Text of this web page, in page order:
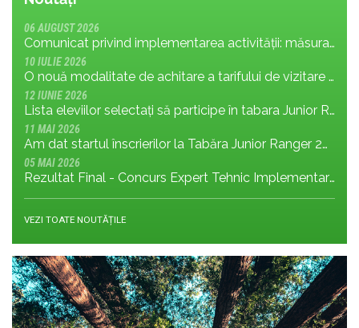
06 AUGUST 2026
Comunicat privind implementarea activității: măsura MR.8.1.4 din planul de management; cu privire la tronsonul de drum cuprins între Baraj Gura Apelor și Cabana Rotunda
10 IULIE 2026
O nouă modalitate de achitare a tarifului de vizitare în Parcul Național Retezat
12 IUNIE 2026
Lista eleviilor selectați să participe în tabara Junior Ranger 2026
11 MAI 2026
Am dat startul înscrierilor la Tabăra Junior Ranger 2026 – Oameni conectați prin natură – tineri și comunități pentru viitorul Parcului Național Retezat
05 MAI 2026
Rezultat Final - Concurs Expert Tehnic Implementare 3 05.05.2026
VEZI TOATE NOUTĂȚILE